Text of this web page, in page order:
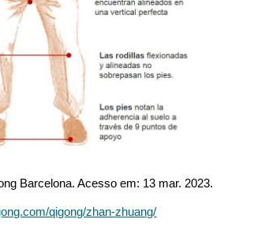
Barcelona. Acesso em: 13 mar. 2023.
qigong/zhan-zhuang/